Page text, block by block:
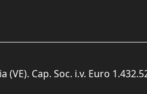
Cap. Soc. i.v. Euro